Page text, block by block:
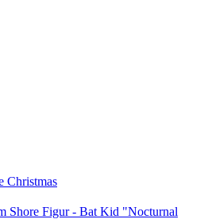
Christmas
Shore Figur - Bat Kid "Nocturnal